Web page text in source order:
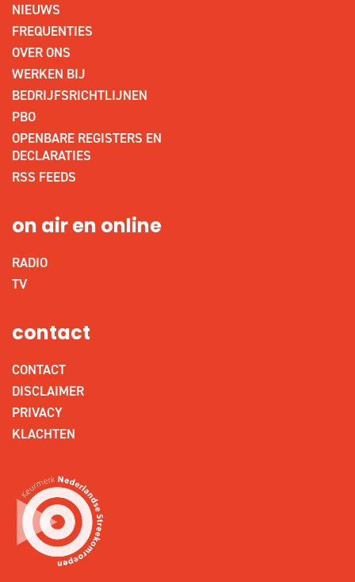
NIEUWS
FREQUENTIES
OVER ONS
WERKEN BIJ
BEDRIJFSRICHTLIJNEN
PBO
OPENBARE REGISTERS EN
DECLARATIES
RSS FEEDS
on air en online
RADIO
TV
contact
CONTACT
DISCLAIMER
PRIVACY
KLACHTEN